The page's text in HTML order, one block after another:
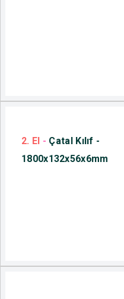
2. El - Çatal Kılıf -
1800x132x56x6mm